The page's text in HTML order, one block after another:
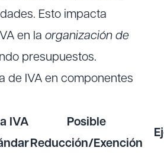
Esto impacta
en la organización de
presupuestos.
de IVA en componentes
IVA
Posible
Reducción/Exención